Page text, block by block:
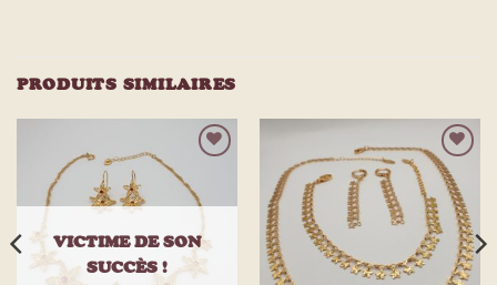
PRODUITS SIMILAIRES
liste
VICTIME DE SON
SUCCÈS !
Ajouter
à la
liste
d’envies